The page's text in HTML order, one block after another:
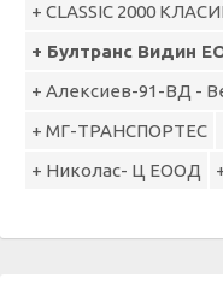
+ CLASSIC 2000
+ Бултранс Видин
+ Алексиев-91-ВД -
+ МГ-ТРАНСПОРТЕС
+ Николас- Ц ЕООД